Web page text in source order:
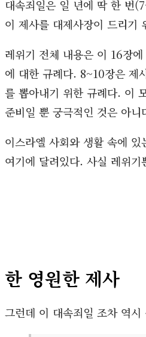
대속죄일은 일 년에 딱 한 번
이 제사를 대제사장이 드리기
레위기 전체 내용은 이 16장
에 대한 규례다. 8~10장은 제
를 뽑아내기 위한 규례다. 이
준비일 뿐 궁극적인 것은 아니
이스라엘 사회와 생활 속에
여기에 달려있다. 사실 레위
한 영원한 제사
그런데 이 대속죄일 조차 역